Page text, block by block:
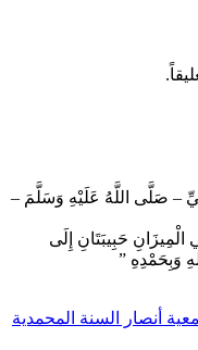
– صَلَّى اللَّهُ عَلَيْهِ وَسَلَّمَ –
حَبِيبَتَانِ إِلَى
وَبِحَمْدِهِ ”
أنصار السنة المحمدية